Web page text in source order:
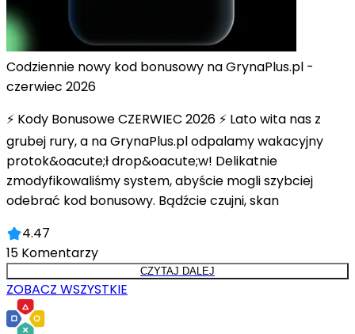
Codziennie nowy kod bonusowy na GrynaPlus.pl -
czerwiec 2026
⚡ Kody Bonusowe CZERWIEC 2026 ⚡ Lato wita nas z
grubej rury, a na GrynaPlus.pl odpalamy wakacyjny
protok&oacute;ł drop&oacute;w! Delikatnie
zmodyfikowaliśmy system, abyście mogli szybciej
odebrać kod bonusowy. Bądźcie czujni, skan
4.47
15 Komentarzy
CZYTAJ DALEJ
ZOBACZ WSZYSTKIE